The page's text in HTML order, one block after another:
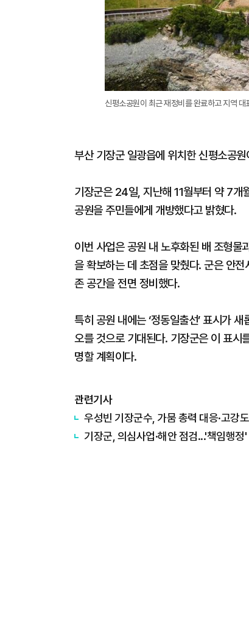
신평소공원이 최근 재정비를 완료하고 지역
부산 기장군 일광읍에 위치한 신평소공
기장군은 24일, 지난해 11월부터 약 7개
공원을 주민들에게 개방했다고 밝혔다.
이번 사업은 공원 내 노후화된 배 조형물
을 확보하는 데 초점을 맞췄다. 군은 안
존 공간을 전면 정비했다.
특히 공원 내에는 ‘정동일출선’ 표시가
오를 것으로 기대된다. 기장군은 이 표시
명할 계획이다.
관련기사
우성빈 기장군수, 가뭄 총력 대응·고강
기장군, 의심사업·해안 점검...'책임행정'